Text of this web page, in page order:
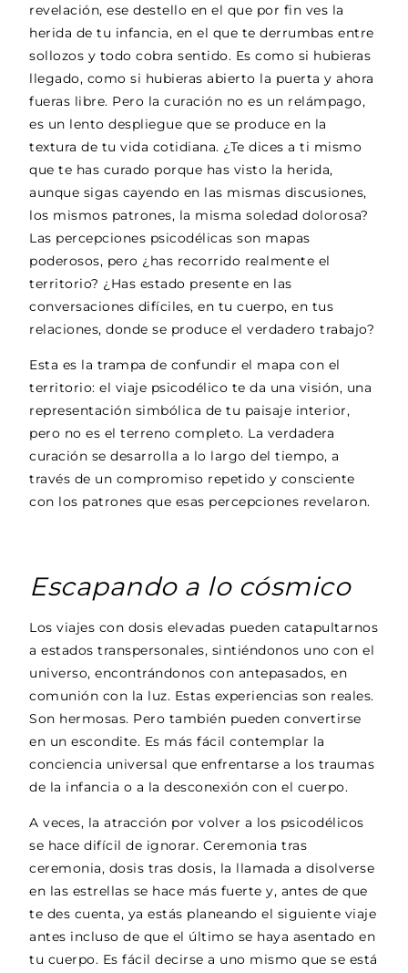
revelación, ese destello en el que por fin ves la
herida de tu infancia, en el que te derrumbas entre
sollozos y todo cobra sentido. Es como si hubieras
llegado, como si hubieras abierto la puerta y ahora
fueras libre. Pero la curación no es un relámpago,
es un lento despliegue que se produce en la
textura de tu vida cotidiana. ¿Te dices a ti mismo
que te has curado porque has visto la herida,
aunque sigas cayendo en las mismas discusiones,
los mismos patrones, la misma soledad dolorosa?
Las percepciones psicodélicas son mapas
poderosos, pero ¿has recorrido realmente el
territorio? ¿Has estado presente en las
conversaciones difíciles, en tu cuerpo, en tus
relaciones, donde se produce el verdadero trabajo?
Esta es la trampa de confundir el mapa con el
territorio: el viaje psicodélico te da una visión, una
representación simbólica de tu paisaje interior,
pero no es el terreno completo. La verdadera
curación se desarrolla a lo largo del tiempo, a
través de un compromiso repetido y consciente
con los patrones que esas percepciones revelaron.
Escapando a lo cósmico
Los viajes con dosis elevadas pueden catapultarnos
a estados transpersonales, sintiéndonos uno con el
universo, encontrándonos con antepasados, en
comunión con la luz. Estas experiencias son reales.
Son hermosas. Pero también pueden convertirse
en un escondite. Es más fácil contemplar la
conciencia universal que enfrentarse a los traumas
de la infancia o a la desconexión con el cuerpo.
A veces, la atracción por volver a los psicodélicos
se hace difícil de ignorar. Ceremonia tras
ceremonia, dosis tras dosis, la llamada a disolverse
en las estrellas se hace más fuerte y, antes de que
te des cuenta, ya estás planeando el siguiente viaje
antes incluso de que el último se haya asentado en
tu cuerpo. Es fácil decirse a uno mismo que se está